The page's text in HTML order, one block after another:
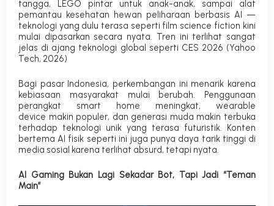
tangga, LEGO pintar untuk anak-anak, sampai alat
pemantau kesehatan hewan peliharaan berbasis AI —
teknologi yang dulu terasa seperti film science fiction kini
mulai dipasarkan secara nyata. Tren ini terlihat sangat
jelas di ajang teknologi global seperti CES 2026 (Yahoo
Tech, 2026)
Bagi pasar Indonesia, perkembangan ini menarik karena
kebiasaan masyarakat mulai berubah. Penggunaan
perangkat smart home meningkat, wearable
device makin populer, dan generasi muda makin terbuka
terhadap teknologi unik yang terasa futuristik. Konten
bertema AI fisik seperti ini juga punya daya tarik tinggi di
media sosial karena terlihat absurd, tetapi nyata.
AI Gaming Bukan Lagi Sekadar Bot, Tapi Jadi “Teman
Main”